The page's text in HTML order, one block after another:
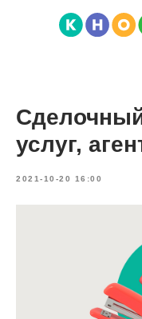
услуг,
2021-10-20 16:00